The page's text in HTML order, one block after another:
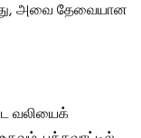
அவை தேவையான
வலியைக்